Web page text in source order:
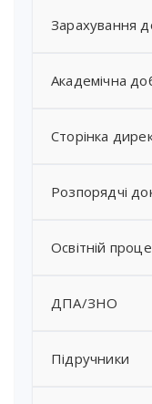
Зарахування
Академічна
Сторінка
Розпорядчі
Освітній
ДПА/ЗНО
Підручники